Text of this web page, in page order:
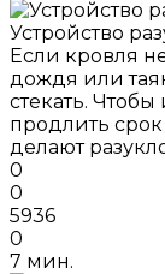
Устройство
Если кровля
дождя или
стекать.
продлить
делают
0
0
5936
0
7 мин.